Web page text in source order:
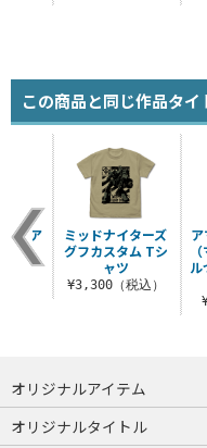
この商品と同じ作品タイ
ル
ラ ア
まれ
込）
ミッドナイターズ
グフカスタム Tシ
ャツ
¥3,300（税込）
オリジナルアイテム
つままれ
つかまれ
ピョコッテ
オリジナルタイトル